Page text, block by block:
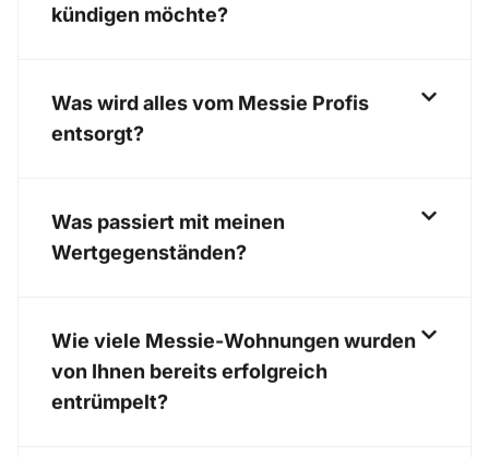
kündigen möchte?
Was wird alles vom Messie Profis
entsorgt?
Was passiert mit meinen
Wertgegenständen?
Wie viele Messie-Wohnungen wurden
von Ihnen bereits erfolgreich
entrümpelt?